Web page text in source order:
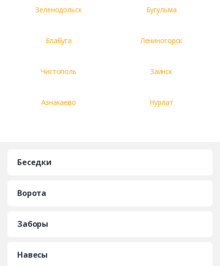
Зеленодольск Бугульма
Елабуга Лениногорск
Чистополь Заинск
Азнакаево Нурлат
Беседки
Ворота
Заборы
Навесы